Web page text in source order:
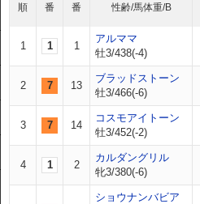
順
番
番
性齢/馬体重/B
1 1 1
アルママ
牡3/438(-4)
2 7 13
ブラッドストーン
牡3/466(-6)
3 7 14
コスモアイトーン
牡3/452(-2)
4 1 2
カルダングリル
牝3/380(-6)
ショウナンバビア